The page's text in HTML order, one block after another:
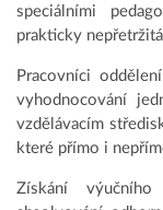
speciálními
prakticky
Pracovníci
vyhodnocování
vzdělávacím
které přímo i
Získání